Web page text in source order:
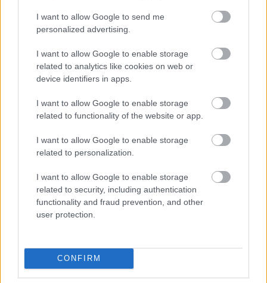
I want to allow Google to send me
personalized advertising.
I want to allow Google to enable storage
related to analytics like cookies on web or
device identifiers in apps.
I want to allow Google to enable storage
related to functionality of the website or app.
I want to allow Google to enable storage
related to personalization.
I want to allow Google to enable storage
related to security, including authentication
functionality and fraud prevention, and other
user protection.
CONFIRM
AZ EMBERSÉG ÜNNEPE
https://kulturpart.hu/api/trackback/id/7853106
Kommentek:
minősülnek, értük aszolgáltatás technikaiüzemeltetője semmilyen felelősséget
nem vállal, azokat nem ellenőrzi. Kifogás esetén forduljon a blog szerkesztőjéhez.
Részletek aFelhasználási feltételekbenés azadatvédelmi tájékoztatóban